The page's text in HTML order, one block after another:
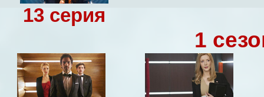
13 серия
1